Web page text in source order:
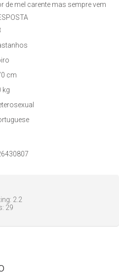
de mel carente mas sempre vem
cm
kg
2.2
29